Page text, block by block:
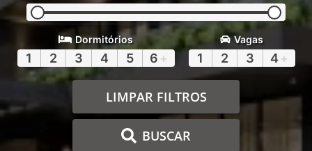
Dormitórios
1 2 3 4 5 6 +
Vagas
1 2 3 4 +
LIMPAR FILTROS
BUSCAR